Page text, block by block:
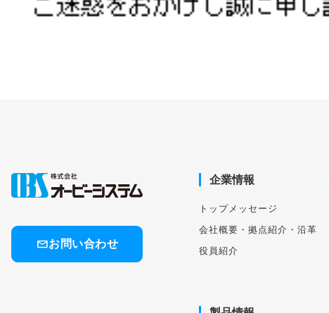
mailお問い合わせ
企業情報
トップメッセージ
会社概要・拠点紹介・沿革
役員紹介